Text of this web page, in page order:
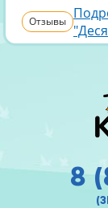
Отзывы
8